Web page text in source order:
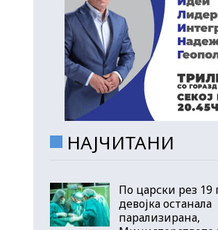
НАЈЧИТАНИ
По царски рез
девојка останала
парализирана,